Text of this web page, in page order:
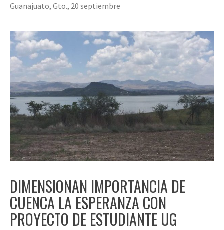
Guanajuato, Gto., 20 septiembre
DIMENSIONAN IMPORTANCIA DE
CUENCA LA ESPERANZA CON
PROYECTO DE ESTUDIANTE UG